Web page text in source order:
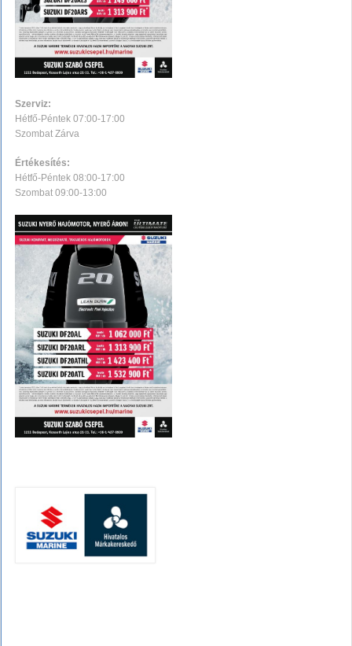
Szerviz:
Hétfő-Péntek 07:00-17:00
Szombat Zárva
Értékesítés:
Hétfő-Péntek 08:00-17:00
Szombat 09:00-13:00